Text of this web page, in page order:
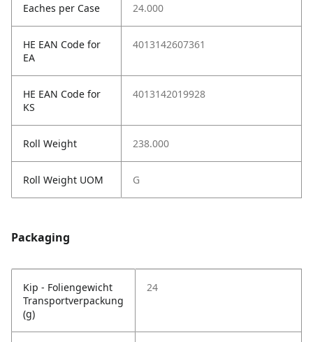
Eaches per Case 24.000
HE EAN Code for
EA
4013142607361
HE EAN Code for
KS
4013142019928
Roll Weight 238.000
Roll Weight UOM G
Packaging
Kip - Foliengewicht
Transportverpackung
(g)
24